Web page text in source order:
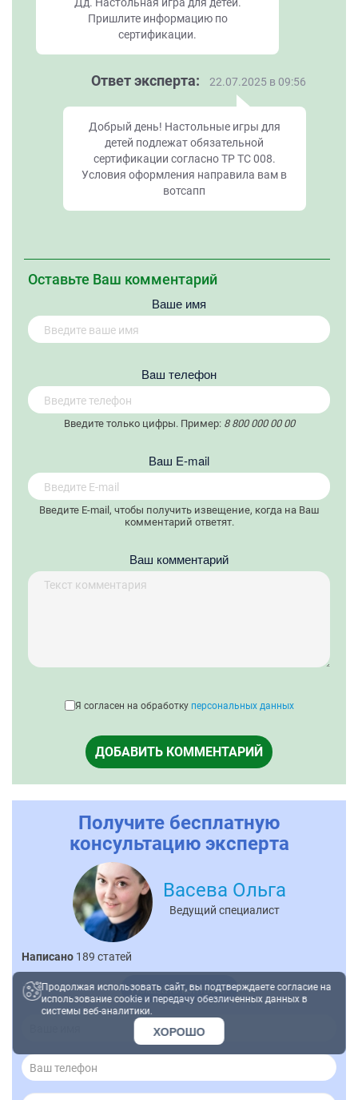
Пришлите информацию по
сертификации.
Ответ эксперта: 22.07.2025 в 09:56
Добрый день! Настольные игры для
детей подлежат обязательной
сертификации согласно ТР ТС 008.
Условия оформления направила вам в
вотсапп
Оставьте Ваш комментарий
Ваше имя
Вaш телефон
Введите только цифры. Пример: 8 800 000 00 00
Вaш E-mail
Введите E-mail, чтобы получить извещение, когда на Ваш
комментарий ответят.
Ваш комментарий
Я согласен на обработку персональных данных
ДОБАВИТЬ КОММЕНТАРИЙ
Получите бесплатную
консультацию эксперта
Васева Ольга
Ведущий специалист
Написано 189 статей
Показать контакты
Продолжая использовать сайт, вы подтверждаете согласие на
использование cookie и передачу обезличенных данных в
системы веб-аналитики.
ХОРОШО